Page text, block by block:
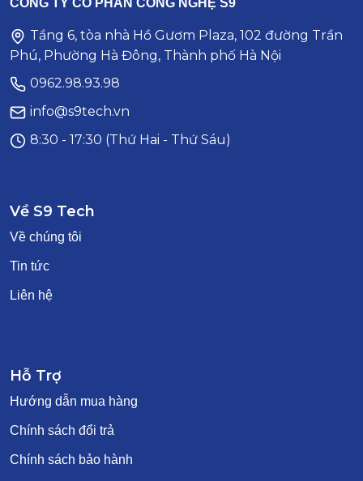
CÔNG TY CỔ PHẦN CÔNG NGHỆ S9
Tầng 6, tòa nhà Hồ Gươm Plaza, 102 đường Trần
Phú, Phường Hà Đông, Thành phố Hà Nội
0962.98.93.98
info@s9tech.vn
8:30 - 17:30 (Thứ Hai - Thứ Sáu)
Về S9 Tech
Về chúng tôi
Tin tức
Liên hệ
Hỗ Trợ
Hướng dẫn mua hàng
Chính sách đổi trả
Chính sách bảo hành